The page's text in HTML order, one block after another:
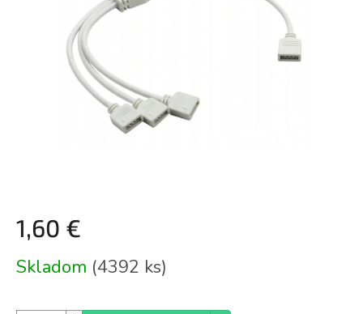
1,60 €
cena:
Skladom (4392 ks)